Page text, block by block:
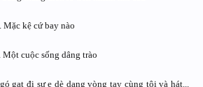
Mặc kệ cứ bay nào
cuộc sống dâng trào
gạt đi sự e dè dang vòng tay cùng tôi và hát...